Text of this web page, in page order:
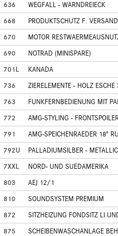
636
WEGFALL - WARNDREIECK
668
PRODUKTSCHUTZ F.
670
MOTOR
690
NOTRAD (MINISPARE)
701L
KANADA
736
ZIERELEMENTE - HOLZ
763
FUNKFERNBEDIENUNG MIT
772
AMG-STYLING -
791
AMG-SPEICHENRAEDER 18"
792U
PALLADIUMSILBER -
7XXL
NORD- UND SUEDAMERIKA
803
AEJ 12/1
810
SOUNDSYSTEM PREMIUM
872
SITZHEIZUNG FONDSITZ LI
875
SCHEIBENWASCHANLAGE